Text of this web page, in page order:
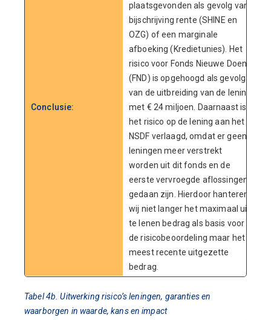
Conclusie:
plaatsgevonden als gevolg van
bijschrijving rente (SHINE en
OZG) of een marginale
afboeking (Kredietunies). Het
risico voor Fonds Nieuwe Doen
(FND) is opgehoogd als gevolg
van de uitbreiding van de lening
met € 24 miljoen. Daarnaast is
het risico op de lening aan het
NSDF verlaagd, omdat er geen
leningen meer verstrekt
worden uit dit fonds en de
eerste vervroegde aflossingen
gedaan zijn. Hierdoor hanteren
wij niet langer het maximaal uit
te lenen bedrag als basis voor
de risicobeoordeling maar het
meest recente uitgezette
bedrag.
Tabel 4b. Uitwerking risico’s leningen, garanties en
waarborgen in waarde, kans en impact